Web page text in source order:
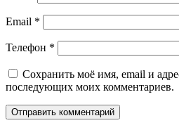
Email *
Телефон *
Сохранить моё имя, email и
последующих моих комментариев.